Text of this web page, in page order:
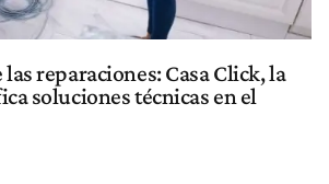
las reparaciones: Casa Click, la
soluciones técnicas en el